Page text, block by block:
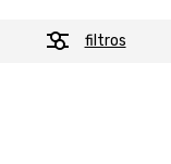
filtros